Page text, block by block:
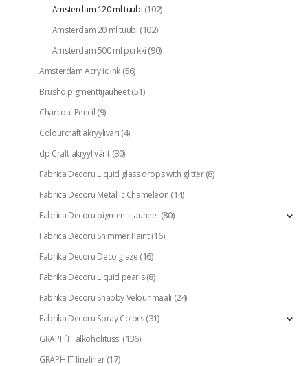
Amsterdam 120 ml tuubi(102)
Amsterdam 20 ml tuubi(102)
Amsterdam 500 ml purkki(90)
Amsterdam Acrylic ink(56)
Brusho pigmenttijauheet(51)
Charcoal Pencil(9)
Colourcraft akryyliväri(4)
dp Craft akryylivärit(30)
Fabrica Decoru Liquid glass drops with glitter(8)
Fabrica Decoru Metallic Chameleon(14)
Fabrica Decoru pigmenttijauheet(80)
Fabrica Decoru Shimmer Paint(16)
Fabrika Decoru Deco glaze(16)
Fabrika Decoru Liquid pearls(8)
Fabrika Decoru Shabby Velour maali (24)
Fabrika Decoru Spray Colors(31)
GRAPH`IT alkoholitussi(136)
GRAPH`IT fineliner(17)